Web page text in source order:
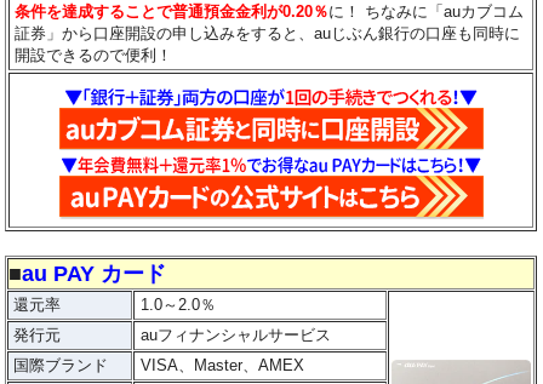
条件を達成することで普通預金金利が0.20％に！ ちなみに「auカブコム
証券」から口座開設の申し込みをすると、auじぶん銀行の口座も同時に
開設できるので便利！
■au PAY カード
還元率
1.0～2.0％
発行元
auフィナンシャルサービス
国際ブランド
VISA、Master、AMEX